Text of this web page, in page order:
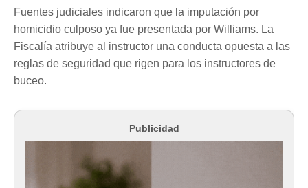
Fuentes judiciales indicaron que la imputación por
homicidio culposo ya fue presentada por Williams. La
Fiscalía atribuye al instructor una conducta opuesta a las
reglas de seguridad que rigen para los instructores de
buceo.
Publicidad